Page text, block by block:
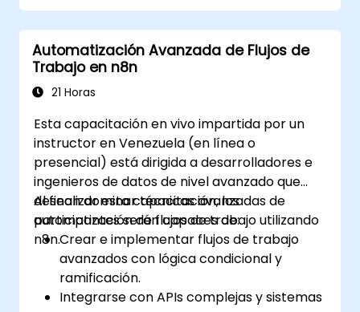
en un entorno controlado.
Implementar y mantener nodos
personalizados para su uso en
producción.
Automatización Avanzada de Flujos de
Trabajo en n8n
21 Horas
Esta capacitación en vivo impartida por un
instructor en Venezuela (en línea o
presencial) está dirigida a desarrolladores e
ingenieros de datos de nivel avanzado que
desean dominar técnicas avanzadas de
automatización de flujos de trabajo utilizando
n8n.
Al finalizar esta capacitación, los
participantes serán capaces de:
Crear e implementar flujos de trabajo
avanzados con lógica condicional y
ramificación.
Integrarse con APIs complejas y sistemas